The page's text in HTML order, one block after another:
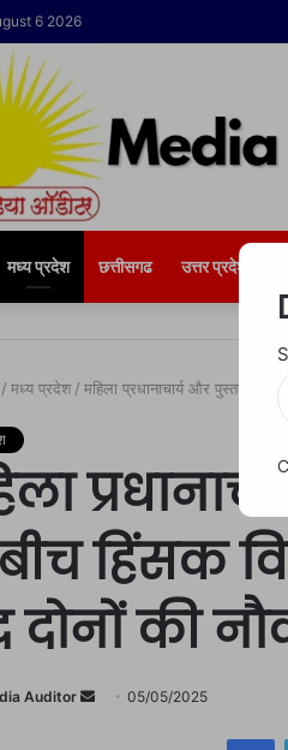
6 2026
मध्य प्रदेश छत्तीसगढ उत्तर प्रदेश
/ मध्य प्रदेश / महिला प्रधानाचार्य और
हिंसक
दोनों की
Auditor
Send05/05/2025